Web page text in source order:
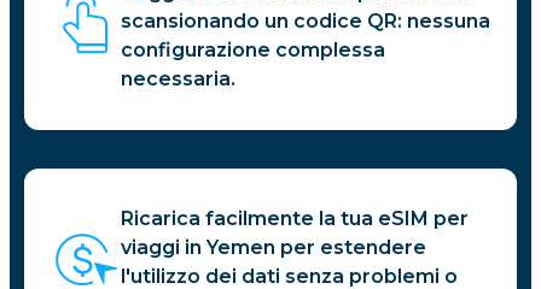
scansionando un codice QR: nessuna
configurazione complessa
necessaria.
Ricarica facilmente la tua eSIM per
viaggi in Yemen per estendere
l'utilizzo dei dati senza problemi o